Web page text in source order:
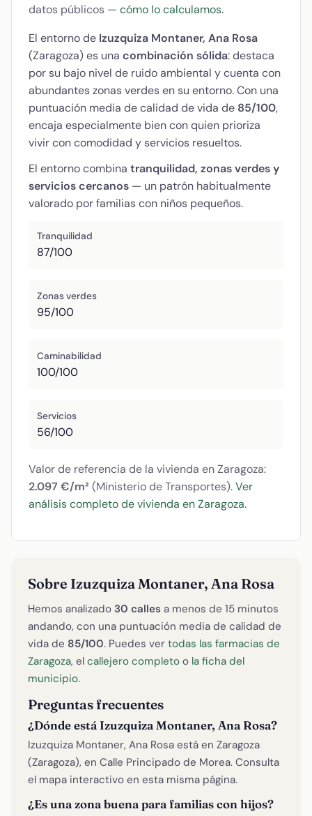
datos públicos — cómo lo calculamos.
El entorno de Izuzquiza Montaner, Ana Rosa
(Zaragoza) es una combinación sólida: destaca
por su bajo nivel de ruido ambiental y cuenta con
abundantes zonas verdes en su entorno. Con una
puntuación media de calidad de vida de 85/100,
encaja especialmente bien con quien prioriza
vivir con comodidad y servicios resueltos.
El entorno combina tranquilidad, zonas verdes y
servicios cercanos — un patrón habitualmente
valorado por familias con niños pequeños.
Tranquilidad
87/100
Zonas verdes
95/100
Caminabilidad
100/100
Servicios
56/100
Valor de referencia de la vivienda en Zaragoza:
2.097 €/m² (Ministerio de Transportes).Ver
análisis completo de vivienda en Zaragoza.
Sobre Izuzquiza Montaner, Ana Rosa
Hemos analizado 30 calles a menos de 15 minutos
andando, con una puntuación media de calidad de
vida de 85/100. Puedes ver todas las farmacias de
Zaragoza, el callejero completo o la ficha del
municipio.
Preguntas frecuentes
¿Dónde está Izuzquiza Montaner, Ana Rosa?
Izuzquiza Montaner, Ana Rosa está en Zaragoza
(Zaragoza), en Calle Principado de Morea. Consulta
el mapa interactivo en esta misma página.
¿Es una zona buena para familias con hijos?